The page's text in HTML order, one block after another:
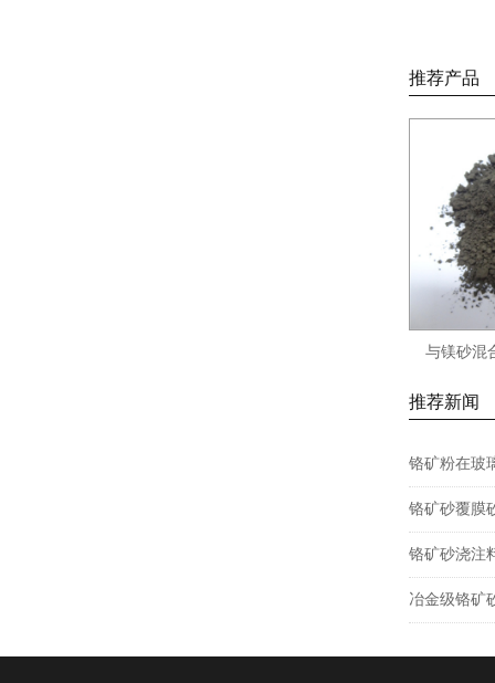
推荐产品
与镁砂混
推荐新闻
铬矿粉在玻
铬矿砂覆膜
铬矿砂浇注
冶金级铬矿